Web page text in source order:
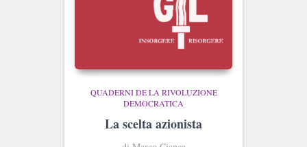
QUADERNI DE LA RIVOLUZIONE
DEMOCRATICA
La scelta azionista